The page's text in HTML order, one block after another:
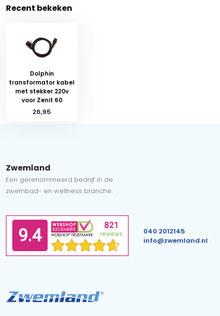
Recent bekeken
Dolphin
transformator kabel
met stekker 220v
voor Zenit 60
26,95
Zwemland
Een gerenommeerd bedrijf in de
zwembad- en wellness branche.
040 2012145
info@zwemland.nl